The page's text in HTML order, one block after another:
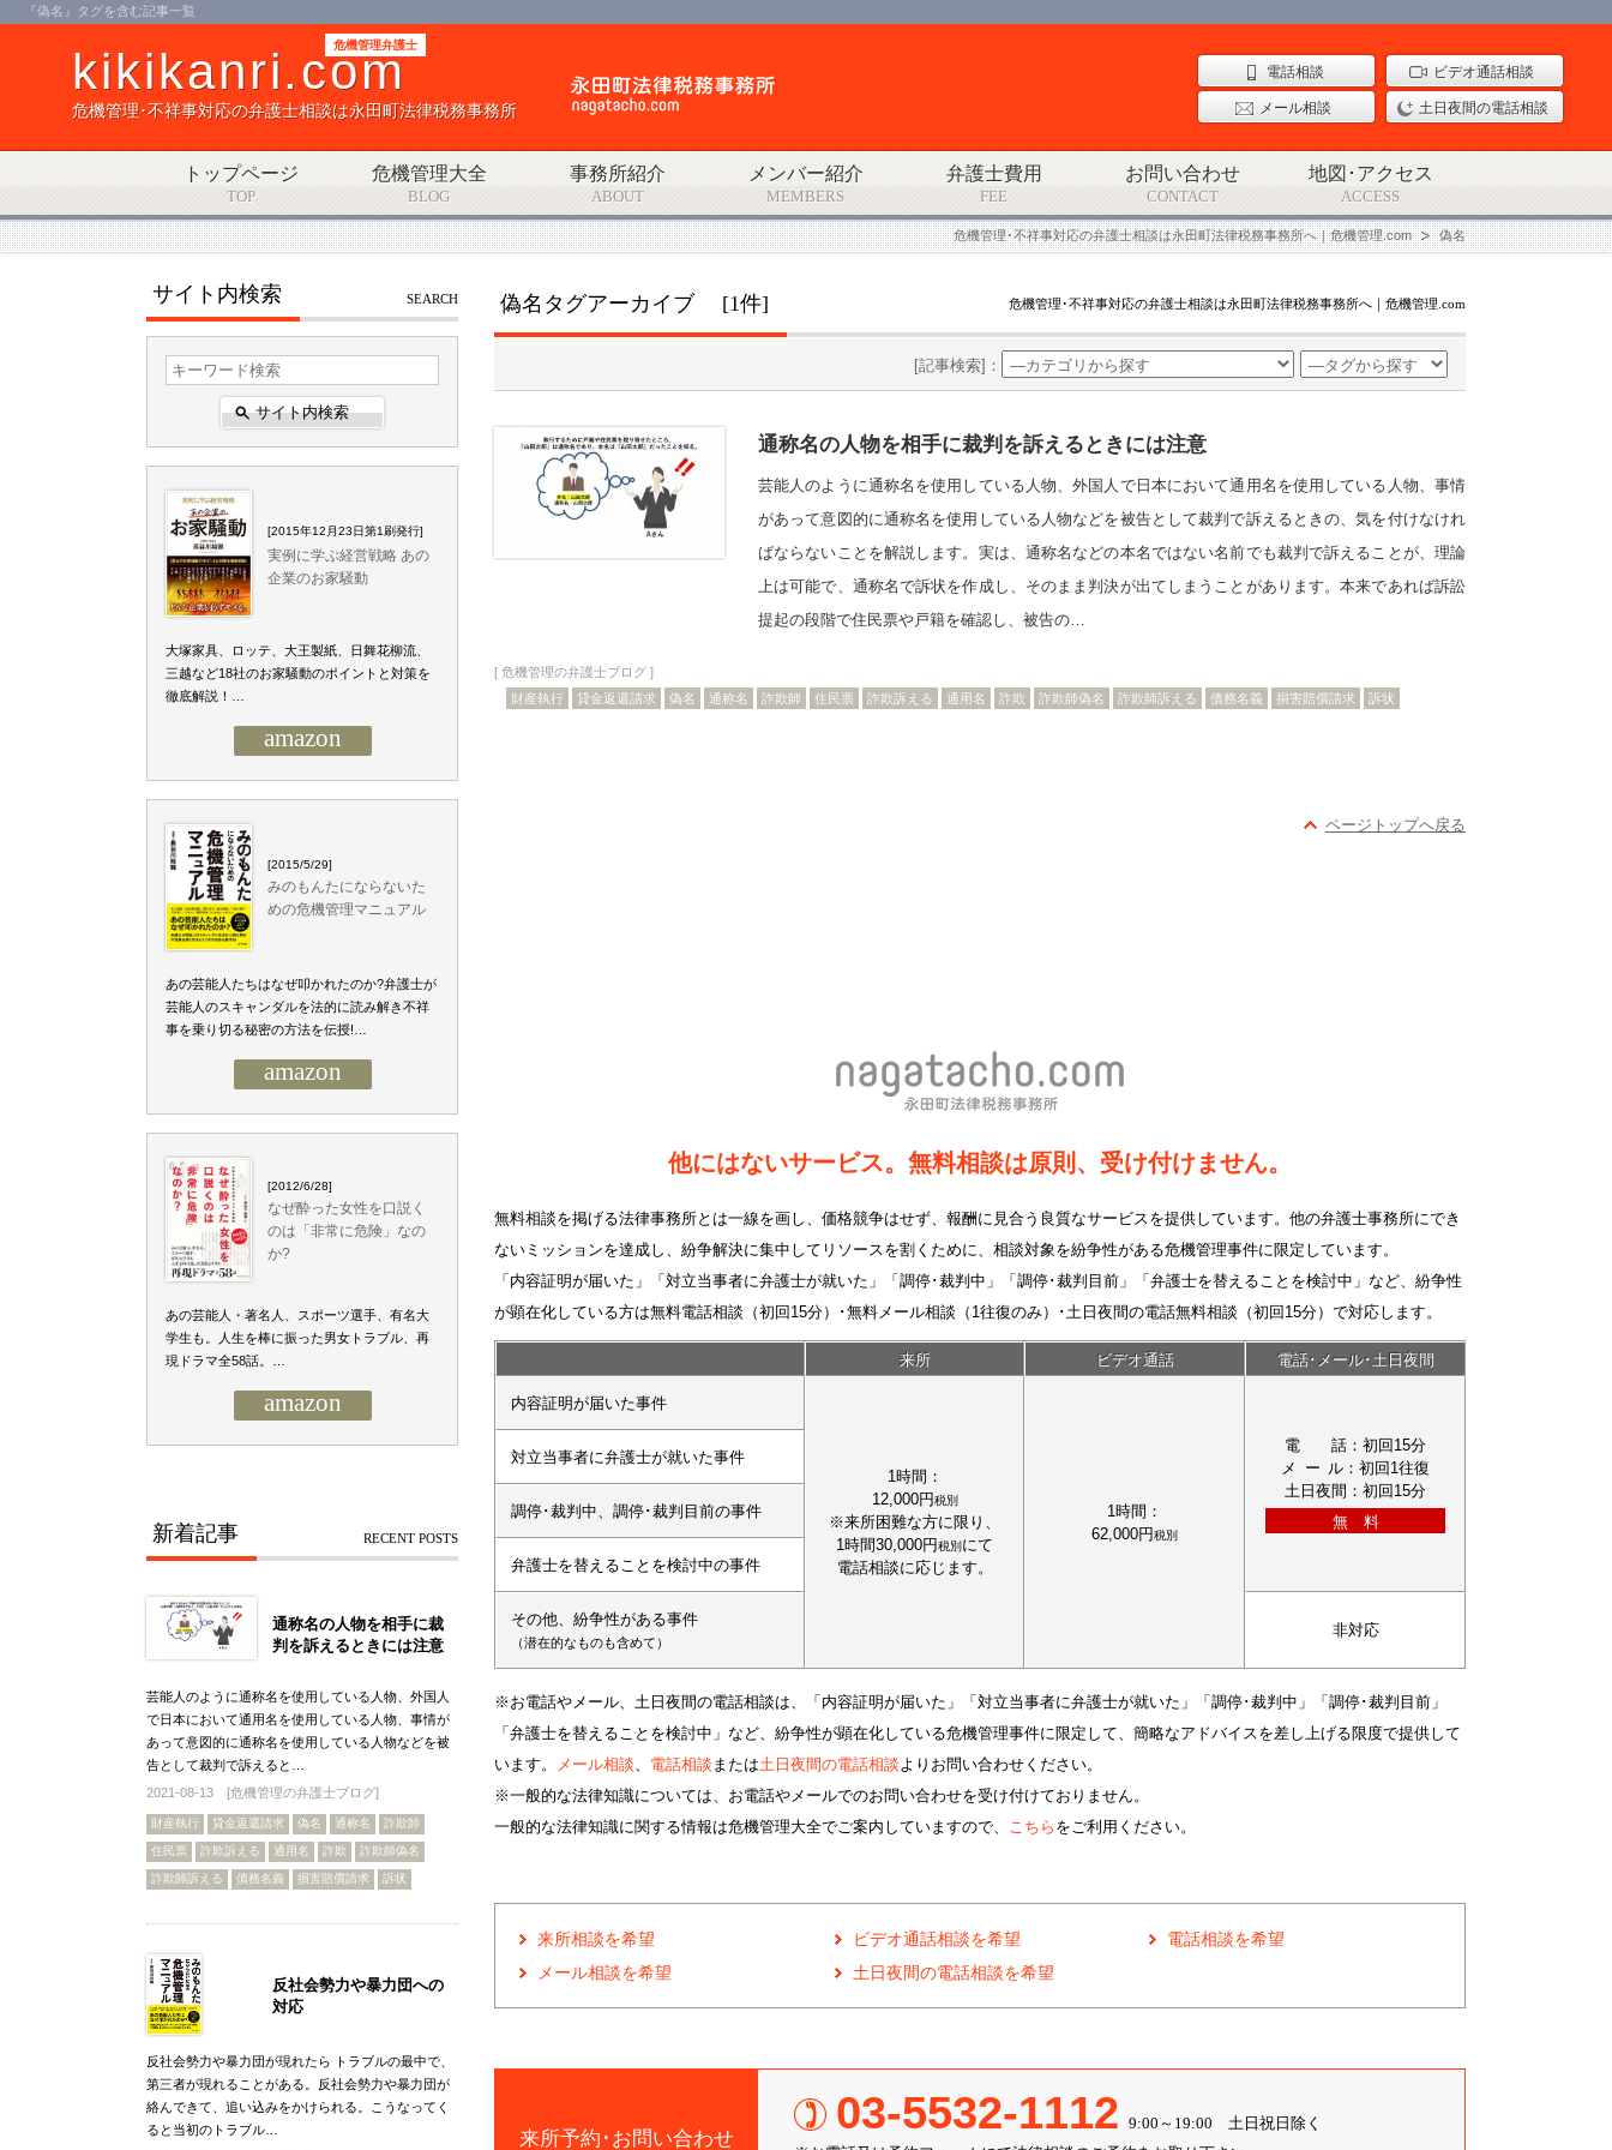
kikikanri.com
危機管理･不祥事対応の弁護士相談は永田町法律税務事務所
危機管理弁護士
『偽名』タグを含む記事一覧
電話相談 ビデオ通話相談
メール相談 土日夜間の電話相談
トップページ
TOP
危機管理大全
BLOG
事務所紹介
ABOUT
メンバー紹介
MEMBERS
弁護士費用
FEE
お問い合わせ
CONTACT
地図･アクセス
ACCESS
危機管理･不祥事対応の弁護士相談は永田町法律税務事務所へ｜危機管理.com 偽名
偽名タグアーカイブ [1件] 危機管理･不祥事対応の弁護士相談は永田町法律税務事務所へ｜危機管理.com
[記事検索]：
通称名の人物を相手に裁判を訴えるときには注意
芸能人のように通称名を使用している人物、外国人で日本において通用名を使用している人物、事情
があって意図的に通称名を使用している人物などを被告として裁判で訴えるときの、気を付けなけれ
ばならないことを解説します。実は、通称名などの本名ではない名前でも裁判で訴えることが、理論
上は可能で、通称名で訴状を作成し、そのまま判決が出てしまうことがあります。本来であれば訴訟
提起の段階で住民票や戸籍を確認し、被告の…
[ 危機管理の弁護士ブログ ]
財産執行
貸金返還請求 偽名 通称名 詐欺師 住民票 詐欺訴える 通用名 詐欺 詐欺師偽名 詐欺師訴える 債務名義 損害賠償請求 訴状
ページトップへ戻る
他にはないサービス。無料相談は原則、受け付けません。
無料相談を掲げる法律事務所とは一線を画し、価格競争はせず、報酬に見合う良質なサービスを提供しています。他の弁護士事務所にでき
ないミッションを達成し、紛争解決に集中してリソースを割くために、相談対象を紛争性がある危機管理事件に限定しています。
「内容証明が届いた」「対立当事者に弁護士が就いた」「調停･裁判中」「調停･裁判目前」「弁護士を替えることを検討中」など、紛争性
が顕在化している方は無料電話相談（初回15分）･無料メール相談（1往復のみ）･土日夜間の電話無料相談（初回15分）で対応します。
来所 ビデオ通話 電話･メール･土日夜間
内容証明が届いた事件
1時間：
12,000円税別
※来所困難な方に限り、
1時間30,000円税別 にて
電話相談に応じます。
1時間：
62,000円税別
電話 ：初回15分
メール ：初回1往復
土日夜間 ：初回15分
無 料
対立当事者に弁護士が就いた事件
調停･裁判中、調停･裁判目前の事件
弁護士を替えることを検討中の事件
その他、紛争性がある事件
（潜在的なものも含めて）
非対応
※お電話やメール、土日夜間の電話相談は、「内容証明が届いた」「対立当事者に弁護士が就いた」「調停･裁判中」「調停･裁判目前」
「弁護士を替えることを検討中」など、紛争性が顕在化している危機管理事件に限定して、簡略なアドバイスを差し上げる限度で提供して
います。
メール相談、 電話相談 または土日夜間の電話相談よりお問い合わせください。
※一般的な法律知識については、お電話やメールでのお問い合わせを受け付けておりません。
一般的な法律知識に関する情報は危機管理大全でご案内していますので、 こちら をご利用ください。
来所相談を希望 ビデオ通話相談を希望
電話相談を希望
メール相談を希望
土日夜間の電話相談を希望
来所予約･お問い合わせ
03-5532-1112 9:00～19:00 土日祝日除く
サイト内検索 SEARCH
[2015年12月23日第1刷発行]
実例に学ぶ経営戦略 あの
企業のお家騒動
大塚家具、ロッテ、大王製紙、日舞花柳流、
三越など18社のお家騒動のポイントと対策を
徹底解説！…
amazon
[2015/5/29]
みのもんたにならないた
めの危機管理マニュアル
あの芸能人たちはなぜ叩かれたのか?弁護士が
芸能人のスキャンダルを法的に読み解き不祥
事を乗り切る秘密の方法を伝授!…
amazon
[2012/6/28]
なぜ酔った女性を口説く
のは「非常に危険」なの
か?
あの芸能人・著名人、スポーツ選手、有名大
学生も。人生を棒に振った男女トラブル、再
現ドラマ全58話。…
amazon
新着記事 RECENT POSTS
通称名の人物を相手に裁
判を訴えるときには注意
芸能人のように通称名を使用している人物、外国人
で日本において通用名を使用している人物、事情が
あって意図的に通称名を使用している人物などを被
告として裁判で訴えると…
2021-08-13 [危機管理の弁護士ブログ]
財産執行 貸金返還請求 偽名 通称名 詐欺師
住民票 詐欺訴える 通用名 詐欺 詐欺師偽名
詐欺師訴える 債務名義 損害賠償請求 訴状
反社会勢力や暴力団への
対応
反社会勢力や暴力団が現れたら トラブルの最中で、
第三者が現れることがある。反社会勢力や暴力団が
絡んできて、追い込みをかけられる。こうなってく
ると当初のトラブル…